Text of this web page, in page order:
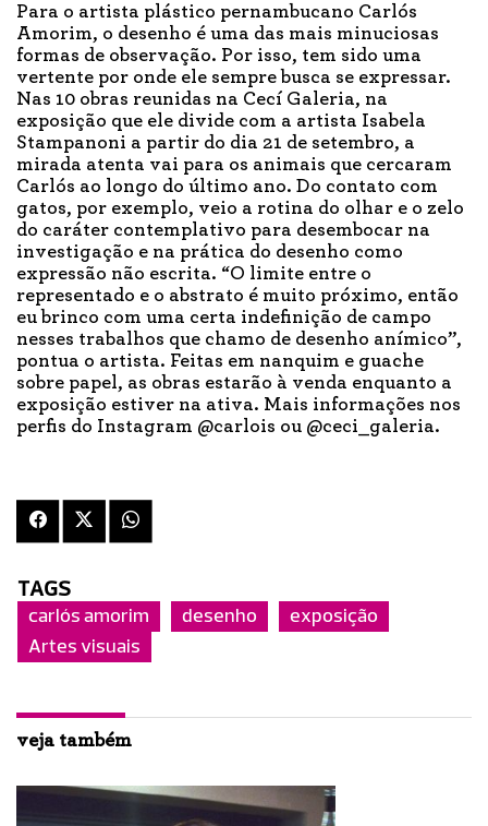
Para o artista plástico pernambucano Carlós
Amorim, o desenho é uma das mais minuciosas
formas de observação. Por isso, tem sido uma
vertente por onde ele sempre busca se expressar.
Nas 10 obras reunidas na Cecí Galeria, na
exposição que ele divide com a artista Isabela
Stampanoni a partir do dia 21 de setembro, a
mirada atenta vai para os animais que cercaram
Carlós ao longo do último ano. Do contato com
gatos, por exemplo, veio a rotina do olhar e o zelo
do caráter contemplativo para desembocar na
investigação e na prática do desenho como
expressão não escrita. “O limite entre o
representado e o abstrato é muito próximo, então
eu brinco com uma certa indefinição de campo
nesses trabalhos que chamo de desenho anímico”,
pontua o artista. Feitas em nanquim e guache
sobre papel, as obras estarão à venda enquanto a
exposição estiver na ativa. Mais informações nos
perfis do Instagram @carlois ou @ceci_galeria.
TAGS
carlós amorim desenho
exposição
Artes visuais
veja também